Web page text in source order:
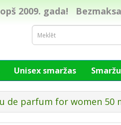
2009. gada!
Unisex smaržas
de parfum for women 50